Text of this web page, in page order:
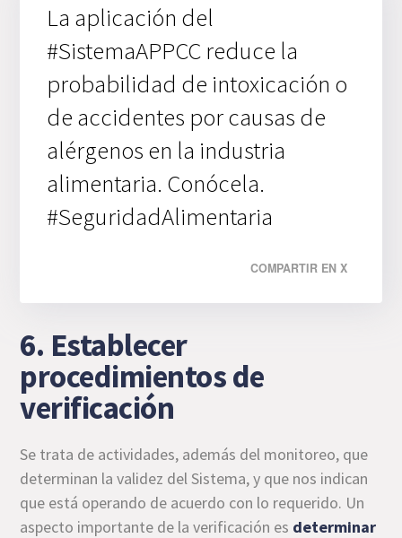
La aplicación del
#SistemaAPPCC reduce la
probabilidad de intoxicación o
de accidentes por causas de
alérgenos en la industria
alimentaria. Conócela.
#SeguridadAlimentaria
COMPARTIR EN X
6. Establecer
procedimientos de
verificación
Se trata de actividades, además del monitoreo, que
determinan la validez del Sistema, y que nos indican
que está operando de acuerdo con lo requerido. Un
aspecto importante de la verificación es determinar